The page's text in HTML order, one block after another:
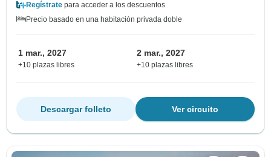
Regístrate para acceder a los descuentos
Precio basado en una habitación privada doble
1 mar., 2027
+10 plazas libres
2 mar., 2027
+10 plazas libres
Ver circuito
Descargar folleto